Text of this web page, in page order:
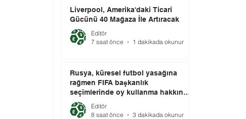
Liverpool, Amerika'daki Ticari
Gücünü 40 Mağaza İle Artıracak
Editör
7 saat önce
1 dakikada okunur
Rusya, küresel futbol yasağına
rağmen FIFA başkanlık
seçimlerinde oy kullanma hakkını
elinde tutuyor.
Editör
8 saat önce
3 dakikada okunur